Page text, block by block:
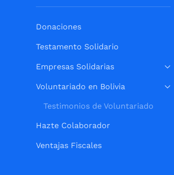
Donaciones
Testamento Solidario
Empresas Solidarias
Voluntariado en Bolivia
Testimonios de Voluntariado
Hazte Colaborador
Ventajas Fiscales